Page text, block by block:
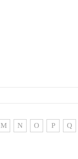
M N O P Q